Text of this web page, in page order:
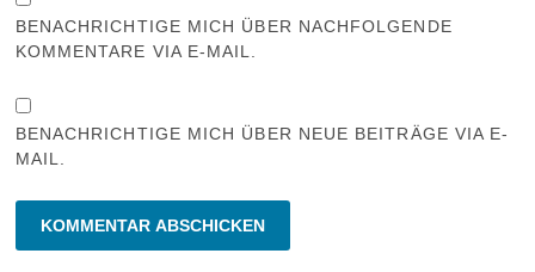
BENACHRICHTIGE MICH ÜBER NACHFOLGENDE
KOMMENTARE VIA E-MAIL.
BENACHRICHTIGE MICH ÜBER NEUE BEITRÄGE VIA E-
MAIL.